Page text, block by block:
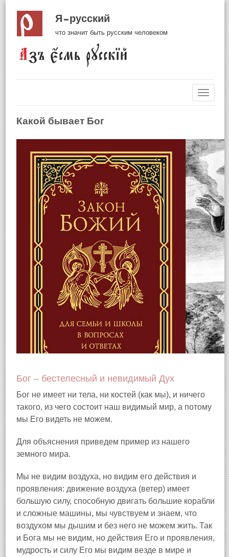
Я русский
что значит быть русским человеком
Какой бывает Бог
Бог – бестелесный и невидимый Дух
Бог не имеет ни тела, ни костей (как мы), и ничего
такого, из чего состоит наш видимый мир, а потому
мы Его видеть не можем.
Для объяснения приведем пример из нашего
земного мира.
Мы не видим воздуха, но видим его действия и
проявления: движение воздуха (ветер) имеет
большую силу, способную двигать большие корабли
и сложные машины, мы чувствуем и знаем, что
воздухом мы дышим и без него не можем жить. Так
и Бога мы не видим, но действия Его и проявления,
мудрость и силу Его мы видим везде в мире и